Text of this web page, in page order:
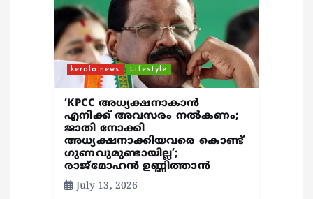
kerala news Lifestyle
‘KPCC അധ്യക്ഷനാകാൻ
എനിക്ക് അവസരം നൽകണം;
ജാതി നോക്കി
അധ്യക്ഷനാക്കിയവരെ കൊണ്ട്
ഗുണവുമുണ്ടായില്ല’;
രാജ്മോഹൻ ഉണ്ണിത്താൻ
July 13, 2026